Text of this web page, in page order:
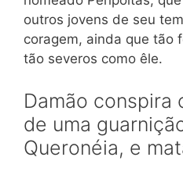
outros jovens de seu
coragem, ainda que tão
tão severos como êle.
Damão conspira
de uma
Queronéia, e